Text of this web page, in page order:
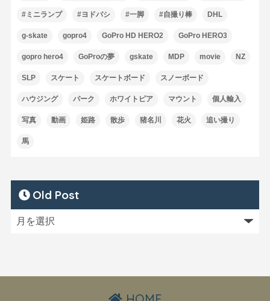
#ミニランプ #ヨドバシ #一脚 #自撮り棒 DHL
g-skate gopro4 GoPro HD HERO2 GoPro HERO3
gopro hero4 GoProの夢 gskate MDP movie NZ
SLP スケート スケートボード スノーボード
ハウジング パーク ホワイトピア マウント 個人輸入
写真 動画 姫路 散歩 猪名川 花火 追い撮り
馬
Old Post